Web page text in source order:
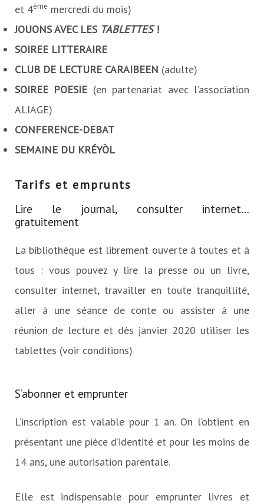
et 4ème mercredi du mois)
JOUONS AVEC LES TABLETTES!
SOIREE LITTERAIRE
CLUB DE LECTURE CARAIBEEN (adulte)
SOIREE POESIE (en partenariat avec l’association
ALIAGE)
CONFERENCE-DEBAT
SEMAINE DU KRÉYÒL
Tarifs et emprunts
Lire le journal, consulter internet…
gratuitement
La bibliothèque est librement ouverte à toutes et à
tous : vous pouvez y lire la presse ou un livre,
consulter internet, travailler en toute tranquillité,
aller à une séance de conte ou assister à une
réunion de lecture et dès janvier 2020 utiliser les
tablettes (voir conditions)
S’abonner et emprunter
L’inscription est valable pour 1 an. On l’obtient en
présentant une pièce d’identité et pour les moins de
14 ans, une autorisation parentale.
Elle est indispensable pour emprunter livres et